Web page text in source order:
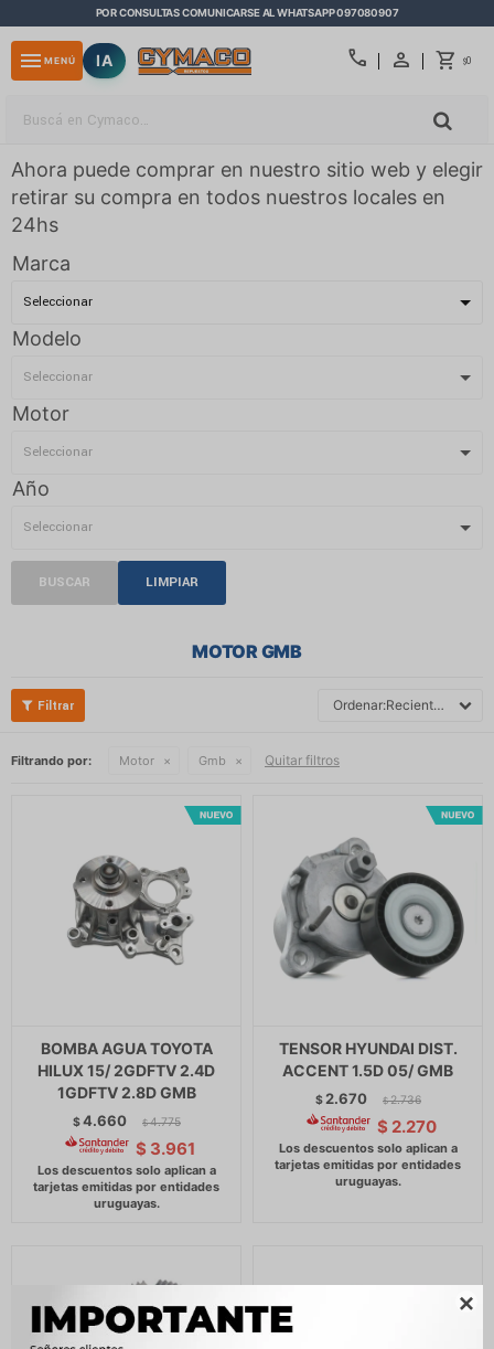

POR CONSULTAS COMUNICARSE AL WHATSAPP 097080907
call $0
menu MENÚ IA
Ahora puede comprar en nuestro sitio web y elegir
retirar su compra en todos nuestros locales en
24hs
Marca
Modelo
Motor
Año
BUSCAR LIMPIAR
MOTOR GMB
Recientes
Filtrando por: Motor Gmb Quitar filtros
BOMBA AGUA TOYOTA
HILUX 15/ 2GDFTV 2.4D
1GDFTV 2.8D GMB
$4.660 $ 4.775
$ 3.961
TENSOR HYUNDAI DIST.
ACCENT 1.5D 05/ GMB
$ 2.670 $ 2.736
$ 2.270
close